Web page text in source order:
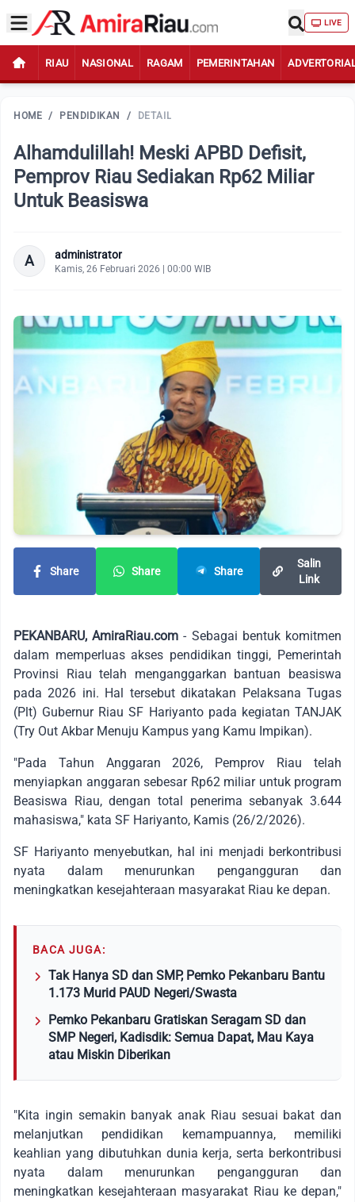
LIVE
RIAU NASIONAL RAGAM PEMERINTAHAN
HOME / PENDIDIKAN / DETAIL
Alhamdulillah! Meski APBD Defisit,
Pemprov Riau Sediakan Rp62 Miliar
Untuk Beasiswa
A administrator
Kamis, 26 Februari 2026 | 00:00 WIB
Share Share Share
Salin
Link
PEKANBARU, AmiraRiau.com - Sebagai bentuk komitmen
dalam memperluas akses pendidikan tinggi, Pemerintah
Provinsi Riau telah menganggarkan bantuan beasiswa
pada 2026 ini. Hal tersebut dikatakan Pelaksana Tugas
(Plt) Gubernur Riau SF Hariyanto pada kegiatan TANJAK
(Try Out Akbar Menuju Kampus yang Kamu Impikan).
"Pada Tahun Anggaran 2026, Pemprov Riau telah
menyiapkan anggaran sebesar Rp62 miliar untuk program
Beasiswa Riau, dengan total penerima sebanyak 3.644
mahasiswa," kata SF Hariyanto, Kamis (26/2/2026).
SF Hariyanto menyebutkan, hal ini menjadi berkontribusi
nyata dalam menurunkan pengangguran dan
meningkatkan kesejahteraan masyarakat Riau ke depan.
BACA JUGA:
Tak Hanya SD dan SMP, Pemko Pekanbaru Bantu
1.173 Murid PAUD Negeri/Swasta
Pemko Pekanbaru Gratiskan Seragam SD dan
SMP Negeri, Kadisdik: Semua Dapat, Mau Kaya
atau Miskin Diberikan
"Kita ingin semakin banyak anak Riau sesuai bakat dan
melanjutkan pendidikan kemampuannya, memiliki
keahlian yang dibutuhkan dunia kerja, serta berkontribusi
nyata dalam menurunkan pengangguran dan
meningkatkan kesejahteraan masyarakat Riau ke depan,"